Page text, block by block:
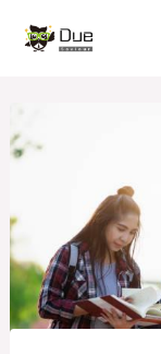
navigation